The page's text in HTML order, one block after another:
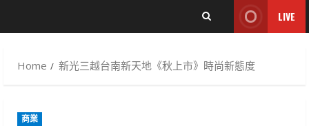
LIVE
Home 新光三越台南新天地《秋上市》時尚新態度
商業